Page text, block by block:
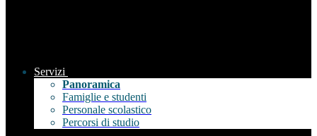
Servizi
Panoramica
Famiglie e studenti
Personale scolastico
Percorsi di studio